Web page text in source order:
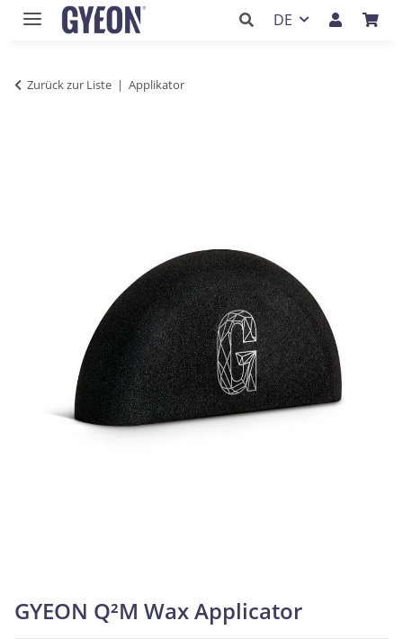
DE
Zurück zur Liste Applikator
GYEON Q²M Wax Applicator